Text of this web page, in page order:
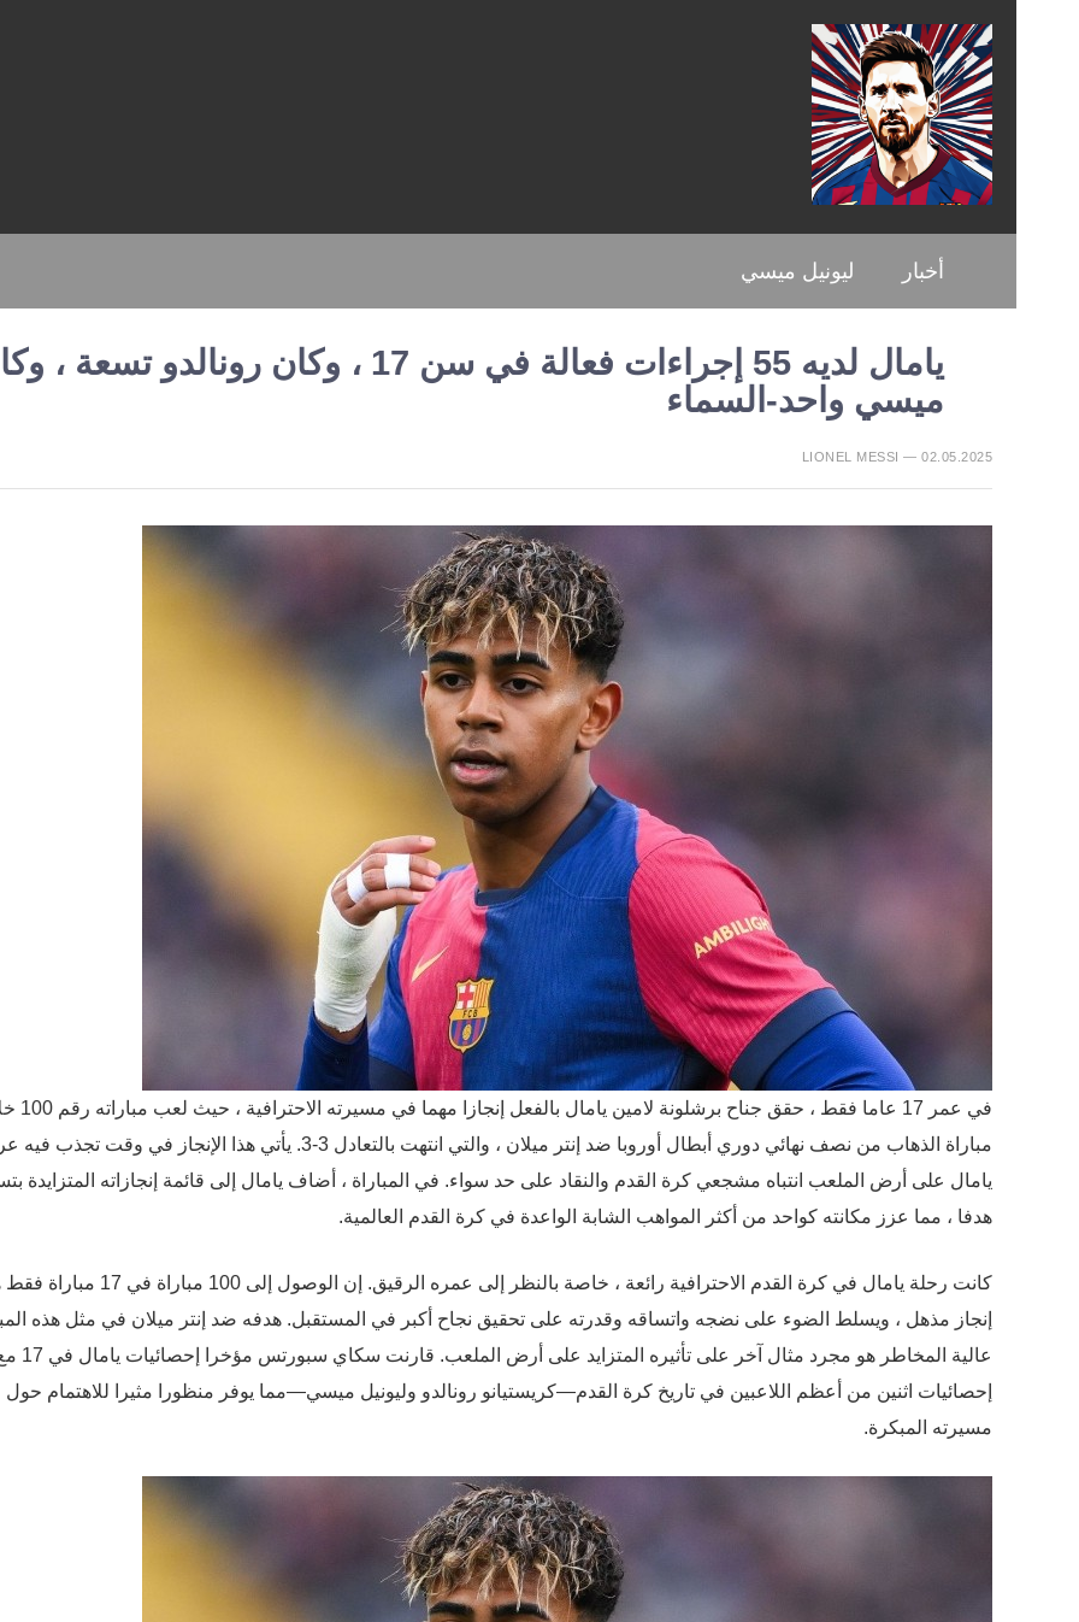
أخبار ليونيل ميسي
يامال لديه 55 إجراءات فعالة في سن 17 ، وكان رونالدو تسعة
ميسي واحد-السماء
LIONEL MESSI — 02.05.2025
في عمر 17 عاما فقط ، حقق جناح
مباراة الذهاب من نصف نهائي دوري أبطال أوروبا ضد إنتر ميلان ، والتي انتهت بالتعادل 3-3. يأتي هذا الإنجاز في
يامال على أرض الملعب انتباه مشجعي كرة القدم والنقاد على حد سواء. في المباراة ، أضاف يامال إلى قائمة إنجازاته المتزايدة
هدفا ، مما عزز مكانته كواحد من أكثر المواهب الشابة الواعدة في كرة القدم العالمية.
كانت رحلة يامال في كرة القدم الاحترافية رائعة ، خاصة بالنظر إلى عمره الرقيق. إن الوصول إلى 100
إنجاز مذهل ، ويسلط الضوء على نضجه واتساقه وقدرته على تحقيق نجاح أكبر في المستقبل. هدفه ضد إنتر ميلان في مثل هذه
عالية المخاطر هو مجرد مثال آخر على تأثيره المتزايد على أرض الملعب.
إحصائيات اثنين من أعظم اللاعبين في تاريخ كرة القدم—كريستيانو رونالدو وليونيل ميسي—مما يوفر منظورا مثيرا للاهتمام حول
مسيرته المبكرة.